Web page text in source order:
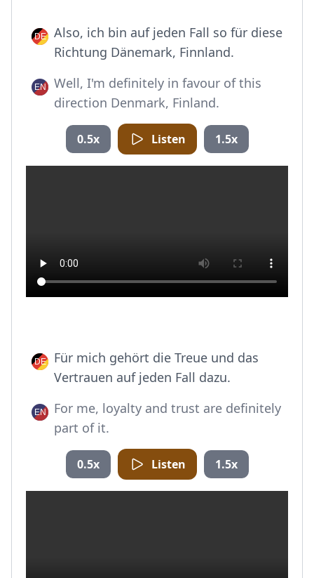
Also, ich bin auf jeden Fall so für diese
Richtung Dänemark, Finnland.
Well, I'm definitely in favour of this
direction Denmark, Finland.
0.5x Listen 1.5x
Für mich gehört die Treue und das
Vertrauen auf jeden Fall dazu.
For me, loyalty and trust are definitely
part of it.
0.5x Listen 1.5x